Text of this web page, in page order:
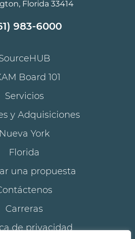
Florida 33414
983-6000
Board 101
Servicios
y Adquisiciones
Nueva York
Florida
una propuesta
Carreras
de privacidad